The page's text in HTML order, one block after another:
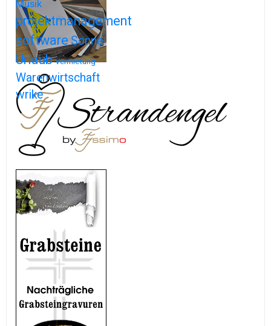
Musik
projektmanagement
softwareSonne
Urlaub Vermietung
Warenwirtschaft
wrike